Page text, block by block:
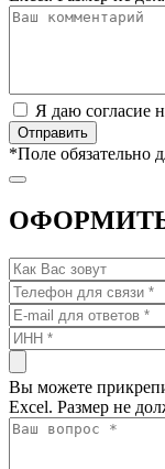
Я даю согласие
*Поле обязательно
Вы можете
Excel. Размер не